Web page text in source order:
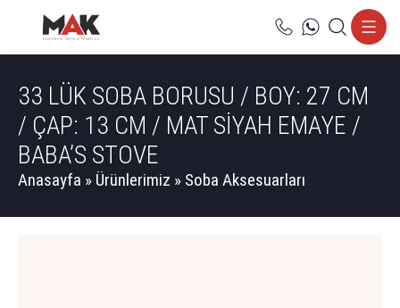
33 LÜK SOBA BORUSU / BOY: 27 CM
/ ÇAP: 13 CM / MAT SİYAH EMAYE /
BABA’S STOVE
Anasayfa » Ürünlerimiz » Soba Aksesuarları